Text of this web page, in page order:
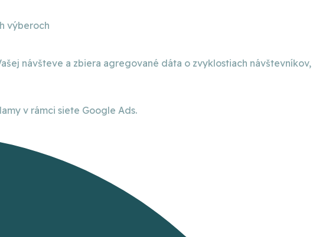
výberoch
návšteve a zbiera agregované dáta o zvyklostiach návštevníkov,
v rámci siete Google Ads.